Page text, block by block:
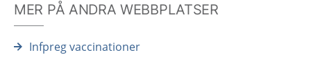
MER PÅ ANDRA WEBBPLATSER
Infpreg vaccinationer